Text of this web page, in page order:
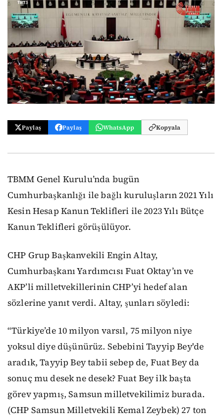
Paylaş Paylaş WhatsApp Kopyala
TBMM Genel Kurulu’nda bugün
Cumhurbaşkanlığı ile bağlı kuruluşların 2021 Yılı
Kesin Hesap Kanun Teklifleri ile 2023 Yılı Bütçe
Kanun Teklifleri görüşülüyor.
CHP Grup Başkanvekili Engin Altay,
Cumhurbaşkanı Yardımcısı Fuat Oktay’ın ve
AKP’li milletvekillerinin CHP’yi hedef alan
sözlerine yanıt verdi. Altay, şunları söyledi:
“Türkiye’de 10 milyon varsıl, 75 milyon niye
yoksul diye düşünürüz. Sebebini Tayyip Bey'de
aradık, Tayyip Bey tabii sebep de, Fuat Bey da
sonuç mu desek ne desek? Fuat Bey ilk başta
görev yapmış, Samsun milletvekilimiz burada.
(CHP Samsun Milletvekili Kemal Zeybek) 27 ton